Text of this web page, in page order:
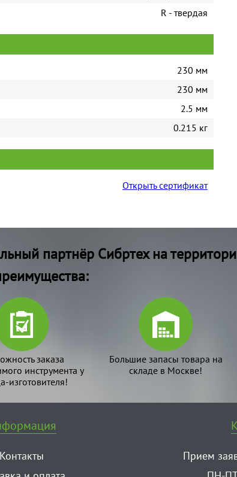
R - твердая
230 мм
230 мм
2.5 мм
0.215 кг
Открыть сертификат
партнёр Сибртех на
заказа
инструмента у
изготовителя!
Большие запасы товара на
складе в Москве!
Контакты
Прием